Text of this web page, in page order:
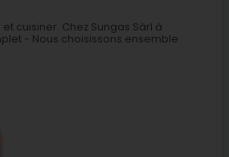
cuisiner. Chez Sungas Sàrl à
- Nous choisissons ensemble